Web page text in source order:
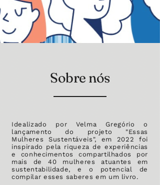
Sobre nós
Idealizado por Velma Gregório o
lançamento do projeto "Essas
Mulheres Sustentáveis", em 2022 foi
inspirado pela riqueza de experiências
e conhecimentos compartilhados por
mais de 40 mulheres atuantes em
sustentabilidade, e o potencial de
compilar esses saberes em um livro.